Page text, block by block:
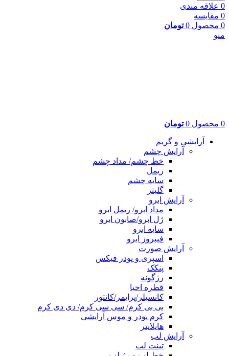
0 علاقه مندی
0 مقایسه
0 محصول 0 تومان
منو
0 محصول 0 تومان
آرایشی و گریم
آرایش چشم
خط چشم/ مداد چشم
ریمل
سایه چشم
گلیتر
آرایش ابرو
مداد ابرو/ ریمل ابرو
ژل ابرو/صابون ابرو
سایه ابرو
فیبروز ابرو
آرایش صورت
اسپری و پودر فیکس
پنکک
رژگونه
قطره احیا
کانسیلر/پرایمر/کانتور
بی بی کرم/ سی سی کرم/ دی دی کرم
کرم پودر و موس آرایشی
هایلایتر
آرایش لب
تینت لب